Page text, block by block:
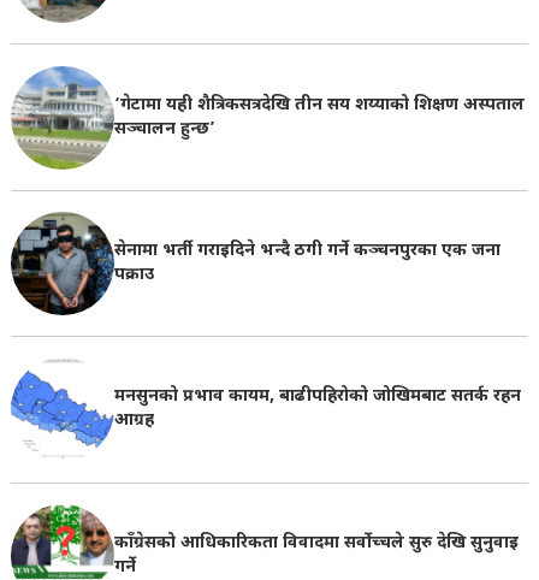
‘गेटामा यही शैत्रिकसत्रदेखि तीन सय शय्याको शिक्षण अस्पताल
सञ्चालन हुन्छ’
सेनामा भर्ती गराइदिने भन्दै ठगी गर्ने कञ्चनपुरका एक जना
पक्राउ
मनसुनको प्रभाव कायम, बाढीपहिरोको जोखिमबाट सतर्क रहन
आग्रह
काँग्रेसको आधिकारिकता विवादमा सर्वोच्चले सुरु देखि सुनुवाइ
गर्ने